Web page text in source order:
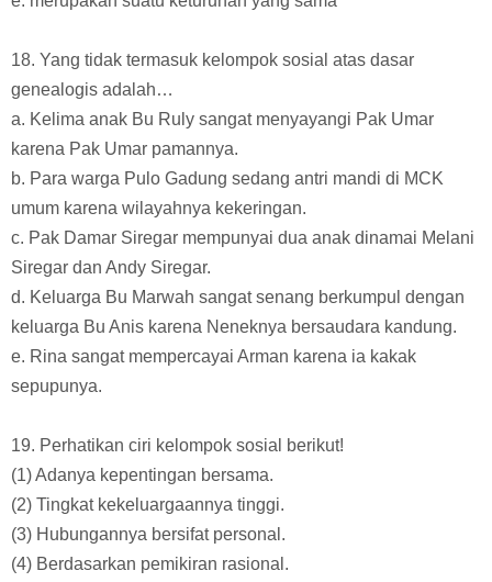
18. Yang tidak termasuk kelompok sosial atas dasar
genealogis adalah…
a. Kelima anak Bu Ruly sangat menyayangi Pak Umar
karena Pak Umar pamannya.
b. Para warga Pulo Gadung sedang antri mandi di MCK
umum karena wilayahnya kekeringan.
c. Pak Damar Siregar mempunyai dua anak dinamai Melani
Siregar dan Andy Siregar.
d. Keluarga Bu Marwah sangat senang berkumpul dengan
keluarga Bu Anis karena Neneknya bersaudara kandung.
e. Rina sangat mempercayai Arman karena ia kakak
sepupunya.
19. Perhatikan ciri kelompok sosial berikut!
(1) Adanya kepentingan bersama.
(2) Tingkat kekeluargaannya tinggi.
(3) Hubungannya bersifat personal.
(4) Berdasarkan pemikiran rasional.